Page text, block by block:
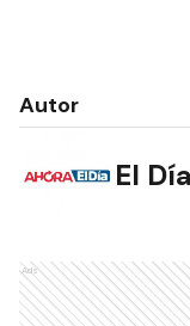
Autor
El
Ads